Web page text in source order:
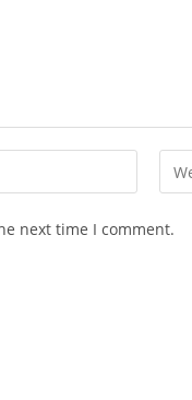
Enter
your
next time I comment.